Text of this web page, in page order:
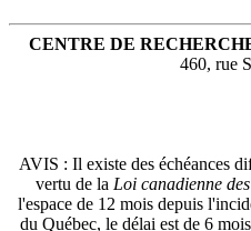
CENTRE DE
460, rue
AVIS : Il existe des échéances
vertu de la Loi canadienne
l'espace de 12 mois depuis
du Québec, le délai est de 6